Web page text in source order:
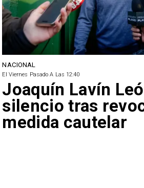
NACIONAL
El Viernes Pasado A Las 12:40
Joaquín Lavín
silencio tras
medida cautelar